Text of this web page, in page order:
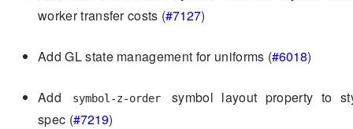
worker transfer costs (#7127)
Add GL state management for uniforms (#6018)
Add symbol-z-order
symbol layout property to
spec (#7219)